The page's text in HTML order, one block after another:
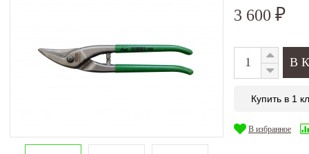
3 600 ₽
Купить в 1
В избранное